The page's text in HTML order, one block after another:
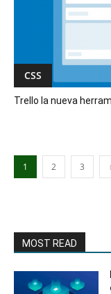
CSS
Trello la nueva
1 2 3
MOST READ